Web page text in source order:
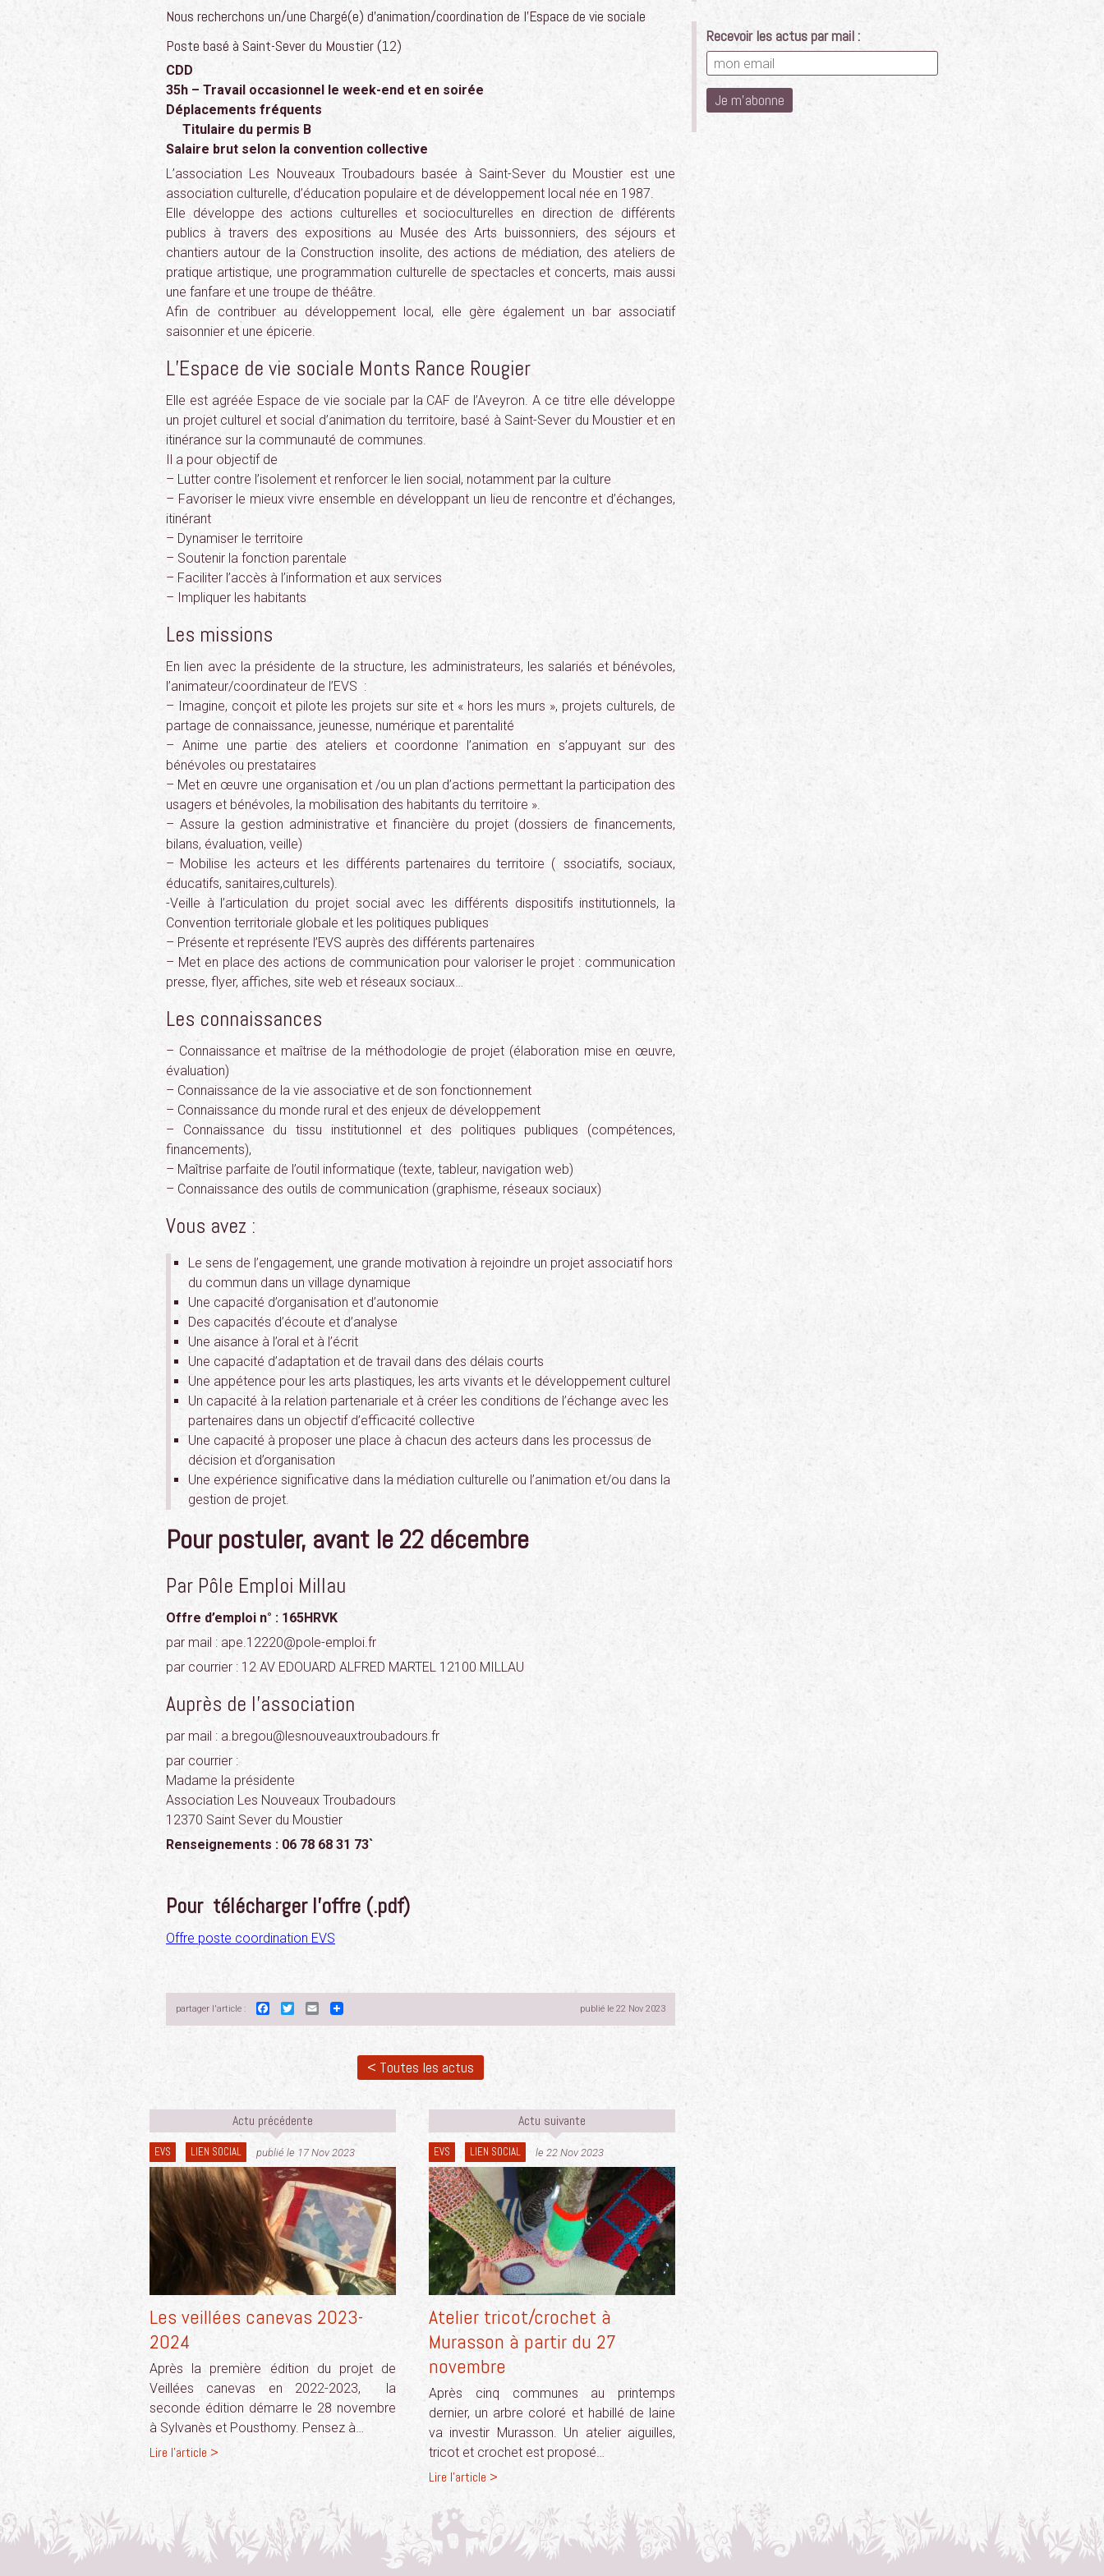
Nous recherchons un/une Chargé(e) d’animation/coordination de l’Espace de vie sociale
Poste basé à Saint-Sever du Moustier (12)
CDD
35h – Travail occasionnel le week-end et en soirée
Déplacements fréquents
Titulaire du permis B
Salaire brut selon la convention collective
L’association Les Nouveaux Troubadours basée à Saint-Sever du Moustier est une
association culturelle, d’éducation populaire et de développement local née en 1987.
Elle développe des actions culturelles et socioculturelles en direction de différents
publics à travers des expositions au Musée des Arts buissonniers, des séjours et
chantiers autour de la Construction insolite, des actions de médiation, des ateliers de
pratique artistique, une programmation culturelle de spectacles et concerts, mais aussi
une fanfare et une troupe de théâtre.
Afin de contribuer au développement local, elle gère également un bar associatif
saisonnier et une épicerie.
L’Espace de vie sociale Monts Rance Rougier
Elle est agréée Espace de vie sociale par la CAF de l’Aveyron. A ce titre elle développe
un projet culturel et social d’animation du territoire, basé à Saint-Sever du Moustier et en
itinérance sur la communauté de communes.
Il a pour objectif de
– Lutter contre l’isolement et renforcer le lien social, notamment par la culture
– Favoriser le mieux vivre ensemble en développant un lieu de rencontre et d’échanges,
itinérant
– Dynamiser le territoire
– Soutenir la fonction parentale
– Faciliter l’accès à l’information et aux services
– Impliquer les habitants
Les missions
En lien avec la présidente de la structure, les administrateurs, les salariés et bénévoles,
l’animateur/coordinateur de l’EVS :
– Imagine, conçoit et pilote les projets sur site et « hors les murs », projets culturels, de
partage de connaissance, jeunesse, numérique et parentalité
– Anime une partie des ateliers et coordonne l’animation en s’appuyant sur des
bénévoles ou prestataires
– Met en œuvre une organisation et /ou un plan d’actions permettant la participation des
usagers et bénévoles, la mobilisation des habitants du territoire ».
– Assure la gestion administrative et financière du projet (dossiers de financements,
bilans, évaluation, veille)
– Mobilise les acteurs et les différents partenaires du territoire ( ssociatifs, sociaux,
éducatifs, sanitaires,culturels).
-Veille à l’articulation du projet social avec les différents dispositifs institutionnels, la
Convention territoriale globale et les politiques publiques
– Présente et représente l’EVS auprès des différents partenaires
– Met en place des actions de communication pour valoriser le projet : communication
presse, flyer, affiches, site web et réseaux sociaux…
Les connaissances
– Connaissance et maîtrise de la méthodologie de projet (élaboration mise en œuvre,
évaluation)
– Connaissance de la vie associative et de son fonctionnement
– Connaissance du monde rural et des enjeux de développement
– Connaissance du tissu institutionnel et des politiques publiques (compétences,
financements),
– Maîtrise parfaite de l’outil informatique (texte, tableur, navigation web)
– Connaissance des outils de communication (graphisme, réseaux sociaux)
Vous avez :
Le sens de l’engagement, une grande motivation à rejoindre un projet associatif hors
du commun dans un village dynamique
Une capacité d’organisation et d’autonomie
Des capacités d’écoute et d’analyse
Une aisance à l’oral et à l’écrit
Une capacité d’adaptation et de travail dans des délais courts
Une appétence pour les arts plastiques, les arts vivants et le développement culturel
Un capacité à la relation partenariale et à créer les conditions de l’échange avec les
partenaires dans un objectif d’efficacité collective
Une capacité à proposer une place à chacun des acteurs dans les processus de
décision et d’organisation
Une expérience significative dans la médiation culturelle ou l’animation et/ou dans la
gestion de projet.
Pour postuler, avant le 22 décembre
Par Pôle Emploi Millau
Offre d’emploi n° : 165HRVK
par mail : ape.12220@pole-emploi.fr
par courrier : 12 AV EDOUARD ALFRED MARTEL 12100 MILLAU
Auprès de l’association
par mail : a.bregou@lesnouveauxtroubadours.fr
par courrier :
Madame la présidente
Association Les Nouveaux Troubadours
12370 Saint Sever du Moustier
Renseignements : 06 78 68 31 73`
Pour télécharger l’offre (.pdf)
Offre poste coordination EVS
partager l'article : Facebook
TwitterEmail publié le 22 Nov 2023
< Toutes les actus
Actu précédente
EVS LIEN SOCIAL publié le 17 Nov 2023
Les veillées canevas 2023-
2024
Après la première édition du projet de
Veillées canevas en 2022-2023, la
seconde édition démarre le 28 novembre
à Sylvanès et Pousthomy. Pensez à…
Lire l'article >
Actu suivante
EVS LIEN SOCIAL le 22 Nov 2023
Atelier tricot/crochet à
Murasson à partir du 27
novembre
Après cinq communes au printemps
dernier, un arbre coloré et habillé de laine
va investir Murasson. Un atelier aiguilles,
tricot et crochet est proposé…
Lire l'article >
Recevoir les actus par mail :